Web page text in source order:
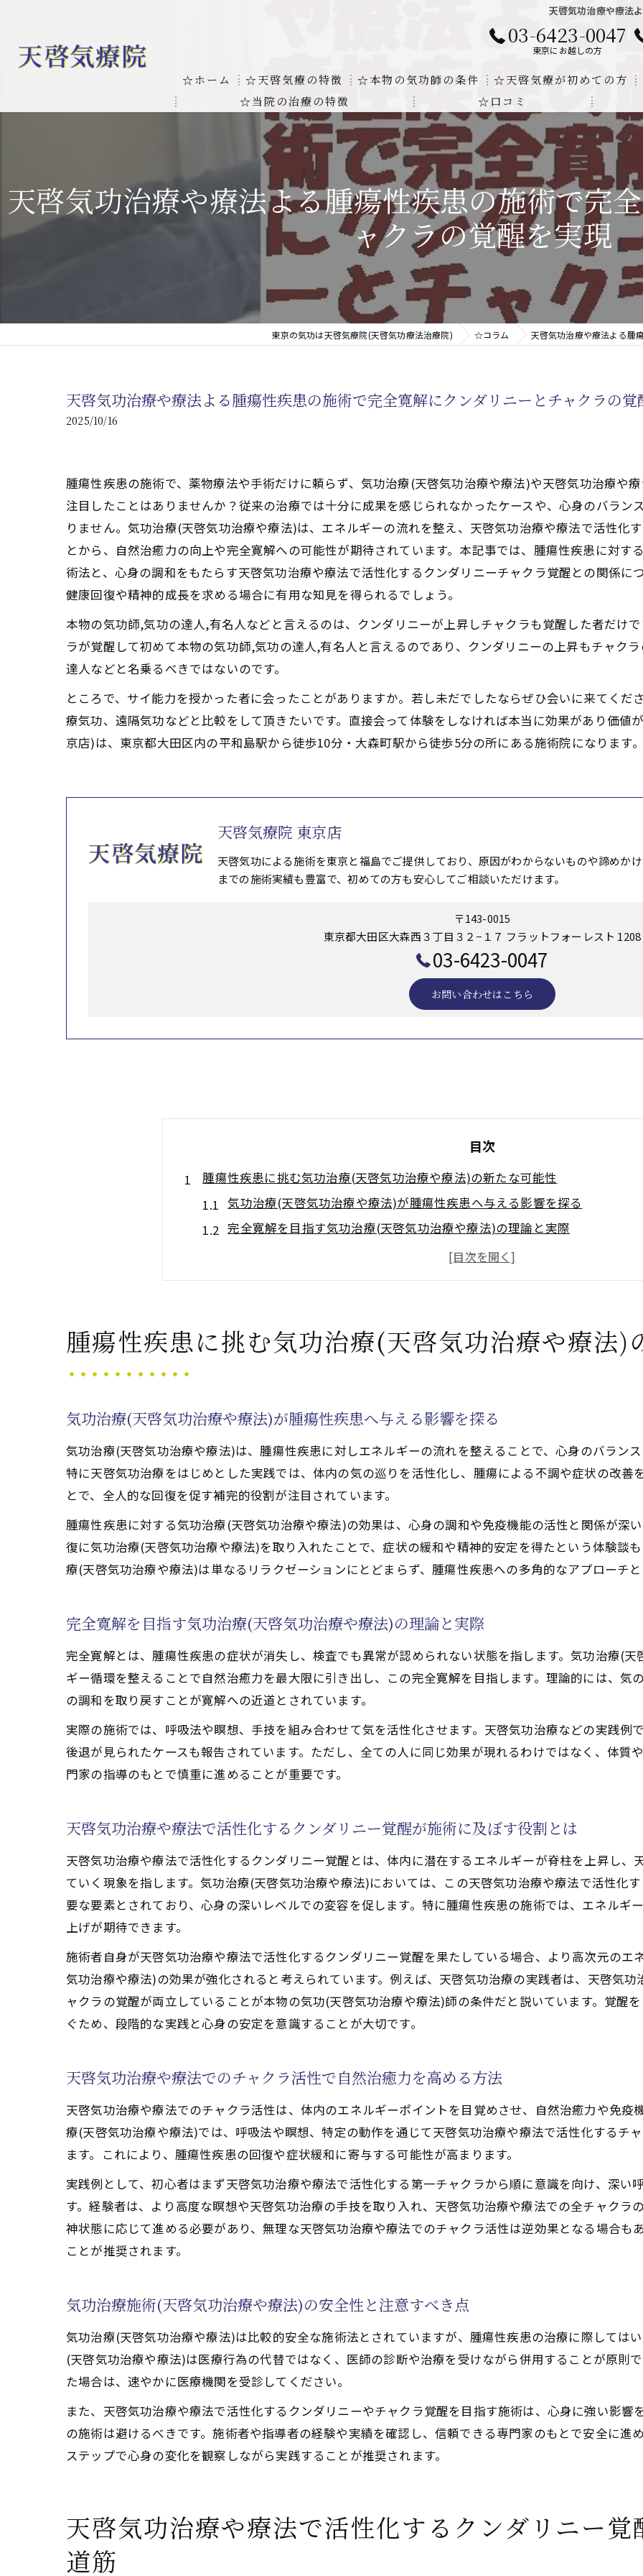
天啓気功治療や療法
03-6423-0047
東京にお越しの方
☆ホーム ☆天啓気療の特徴
お客様の質問に対する回答
天啓気療に関する書籍
本物の気功師にも優るサイ能力の凄さ
気功治療や療法と天啓気療の違い
☆本物の気功師の条件
クンダリニーの上昇でチャクラの覚醒
☆天啓気療が初めての方
☆当院の治療の特徴
線維筋痛症が天啓気療により奇跡的な寛解
難病の疾患
難病治療に革命チャクラ覚醒サイ能力
肝臓疾患の原因と症状を解明及び緩解法
心臓の疾患
腎臓の疾患
☆口コミ
天啓気功治療や療法よる腫瘍性疾患の施術で完
ャクラの覚醒を実現
東京の気功は天啓気療院(天啓気功療法治療院) ☆コラム 天啓気功治療や療法よる腫
天啓気功治療や療法よる腫瘍性疾患の施術で完全寛解にクンダリニーとチャクラの覚
2025/10/16
腫瘍性疾患の施術で、薬物療法や手術だけに頼らず、気功治療(天啓気功治療や療法)や天啓気功治療や
注目したことはありませんか？従来の治療では十分に成果を感じられなかったケースや、心身のバラン
りません。気功治療(天啓気功治療や療法)は、エネルギーの流れを整え、天啓気功治療や療法で活性化
とから、自然治癒力の向上や完全寛解への可能性が期待されています。本記事では、腫瘍性疾患に対
術法と、心身の調和をもたらす天啓気功治療や療法で活性化するクンダリニーチャクラ覚醒との関係に
健康回復や精神的成長を求める場合に有用な知見を得られるでしょう。
本物の気功師,気功の達人,有名人などと言えるのは、クンダリニーが上昇しチャクラも覚醒した者だけ
ラが覚醒して初めて本物の気功師,気功の達人,有名人と言えるのであり、クンダリニーの上昇もチャク
達人などと名乗るべきではないのです。
ところで、サイ能力を授かった者に会ったことがありますか。若し未だでしたならぜひ会いに来てくだ
療気功、遠隔気功などと比較をして頂きたいです。直接会って体験をしなければ本当に効果があり価値
京店)は、東京都大田区内の平和島駅から徒歩10分・大森町駅から徒歩5分の所にある施術院になります
天啓気療院 東京店
天啓気功による施術を東京と福島でご提供しており、原因がわからないものや諦めか
までの施術実績も豊富で、初めての方も安心してご相談いただけます。
〒143-0015
東京都大田区大森西３丁目３２−１７ フラットフォーレスト 1208
03-6423-0047
お問い合わせはこちら
目次
腫瘍性疾患に挑む気功治療(天啓気功治療や療法)の新たな可能性
気功治療(天啓気功治療や療法)が腫瘍性疾患へ与える影響を探る
完全寛解を目指す気功治療(天啓気功治療や療法)の理論と実際
天啓気功治療や療法で活性化するクンダリニー覚醒が施術に及ぼす役割と
天啓気功治療や療法でのチャクラ活性で自然治癒力を高める方法
天啓気功治療や療法で活性化するクンダリニー覚醒が導く完全寛解への道筋
天啓気功治療や療法で活性化するクンダリニー覚醒と気功治療(天啓気功
気功治療(天啓気功治療や療法)と精神的成長の深い関係を読む
天啓気功治療や療法で活性化するクンダリニー覚醒体験がもたらす心身の
気功治療(天啓気功治療や療法)とて天啓気功治療や療法でてチャクラ活性で心
気功治療(天啓気功治療や療法)でチャクラ活性化を促す施術法
腫瘍性疾患改善へ導くエネルギーワーク
完全寛解に向けた心身バランス回復の道
天啓気功治療や療法で活性化するクンダリニー覚醒を安全に進めるポイン
完全寛解を目指す腫瘍性疾患施術の実践法
気功治療(天啓気功治療や療法)で腫瘍性疾患へアプローチする技法
施術と天啓気功治療や療法で活性化するクンダリニー覚醒の具体的な手順
天啓気功治療や療法でのチャクラ活性化と完全寛解の関連性を考察
気功治療(天啓気功治療や療法)後の心身変化を実感するために
腫瘍性疾患改善に役立つセルフケア実践法
天啓気功治療や療法で活性化するチャクラを通じて気功治療(天啓気功治療や
腫瘍性疾患克服へ導く天啓気功治療や療法で活性化するチャクラ開放法紹
完全寛解を目指すための天啓気功治療や療法で活性化するチャクラ調整術
天啓気功治療や療法で活性化するクンダリニー覚醒が生むエネルギー変化
施術の成果を引き出す天啓気功治療や療法でのチャクラ活性の秘訣
天啓気功治療や療法で活性化するクンダリニーの覚醒が腫瘍性疾患に及ぼ
気功治療(天啓気功治療や療法)と天啓気功治療や療法で活性化するクンダ
天啓気功治療や療法でのチャクラ活性による完全寛解への希望
施術で感じるエネルギー変化と心身調和
腫瘍性疾患に挑む気功治療(天啓気功治療や療法)
気功治療(天啓気功治療や療法)が腫瘍性疾患へ与える影響を探る
気功治療(天啓気功治療や療法)は、腫瘍性疾患に対しエネルギーの流れを整えることで、心身のバラン
特に天啓気功治療をはじめとした実践では、体内の気の巡りを活性化し、腫瘍による不調や症状の改善
とで、全人的な回復を促す補完的役割が注目されています。
腫瘍性疾患に対する気功治療(天啓気功治療や療法)の効果は、心身の調和や免疫機能の活性と関係が深
復に気功治療(天啓気功治療や療法)を取り入れたことで、症状の緩和や精神的安定を得たという体験談
療(天啓気功治療や療法)は単なるリラクゼーションにとどまらず、腫瘍性疾患への多角的なアプローチ
完全寛解を目指す気功治療(天啓気功治療や療法)の理論と実際
完全寛解とは、腫瘍性疾患の症状が消失し、検査でも異常が認められない状態を指します。気功治療(
ギー循環を整えることで自然治癒力を最大限に引き出し、この完全寛解を目指します。理論的には、気
の調和を取り戻すことが寛解への近道とされています。
実際の施術では、呼吸法や瞑想、手技を組み合わせて気を活性化させます。天啓気功治療などの実践例
後退が見られたケースも報告されています。ただし、全ての人に同じ効果が現れるわけではなく、体質
門家の指導のもとで慎重に進めることが重要です。
天啓気功治療や療法で活性化するクンダリニー覚醒が施術に及ぼす役割とは
天啓気功治療や療法で活性化するクンダリニー覚醒とは、体内に潜在するエネルギーが脊柱を上昇し
ていく現象を指します。気功治療(天啓気功治療や療法)においては、この天啓気功治療や療法で活性化
要な要素とされており、心身の深いレベルでの変容を促します。特に腫瘍性疾患の施術では、エネルギ
上げが期待できます。
施術者自身が天啓気功治療や療法で活性化するクンダリニー覚醒を果たしている場合、より高次元の
気功治療や療法)の効果が強化されると考えられています。例えば、天啓気功治療の実践者は、天啓気
ャクラの覚醒が両立していることが本物の気功(天啓気功治療や療法)師の条件だと説いています。覚醒
ぐため、段階的な実践と心身の安定を意識することが大切です。
天啓気功治療や療法でのチャクラ活性で自然治癒力を高める方法
天啓気功治療や療法でのチャクラ活性は、体内のエネルギーポイントを目覚めさせ、自然治癒力や免疫
療(天啓気功治療や療法)では、呼吸法や瞑想、特定の動作を通じて天啓気功治療や療法で活性化するチ
ます。これにより、腫瘍性疾患の回復や症状緩和に寄与する可能性が高まります。
実践例として、初心者はまず天啓気功治療や療法で活性化する第一チャクラから順に意識を向け、深い
す。経験者は、より高度な瞑想や天啓気功治療の手技を取り入れ、天啓気功治療や療法での全チャクラ
神状態に応じて進める必要があり、無理な天啓気功治療や療法でのチャクラ活性は逆効果となる場合も
ことが推奨されます。
気功治療施術(天啓気功治療や療法)の安全性と注意すべき点
気功治療(天啓気功治療や療法)は比較的安全な施術法とされていますが、腫瘍性疾患の治療に際しては
(天啓気功治療や療法)は医療行為の代替ではなく、医師の診断や治療を受けながら併用することが原則
た場合は、速やかに医療機関を受診してください。
また、天啓気功治療や療法で活性化するクンダリニーやチャクラ覚醒を目指す施術は、心身に強い影
の施術は避けるべきです。施術者や指導者の経験や実績を確認し、信頼できる専門家のもとで安全に進
ステップで心身の変化を観察しながら実践することが推奨されます。
天啓気功治療や療法で活性化するクンダリニー
道筋